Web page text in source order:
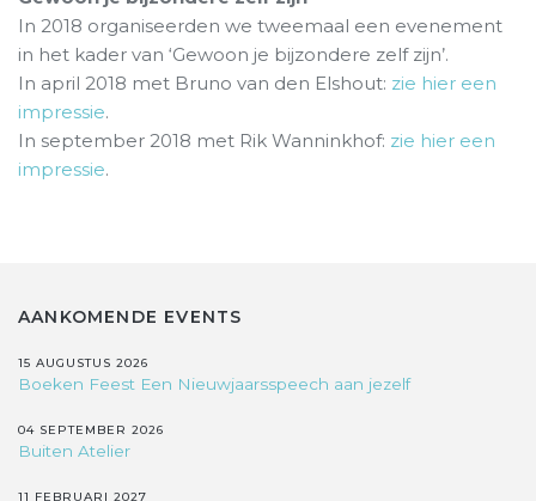
In 2018 organiseerden we tweemaal een evenement
in het kader van ‘Gewoon je bijzondere zelf zijn’.
In april 2018 met Bruno van den Elshout: zie hier een
impressie.
In september 2018 met Rik Wanninkhof: zie hier een
impressie.
AANKOMENDE EVENTS
15 AUGUSTUS 2026
Boeken Feest Een Nieuwjaarsspeech aan jezelf
04 SEPTEMBER 2026
Buiten Atelier
11 FEBRUARI 2027